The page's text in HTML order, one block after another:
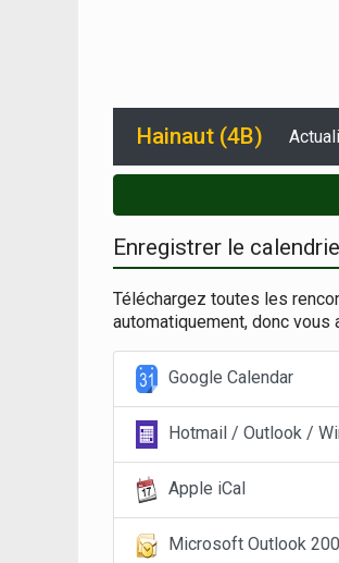
Hainaut (4B)
Enregistrer le
Téléchargez toutes les
automatiquement, donc
Google Calendar
Hotmail / Outlook /
Apple iCal
Microsoft Outlook